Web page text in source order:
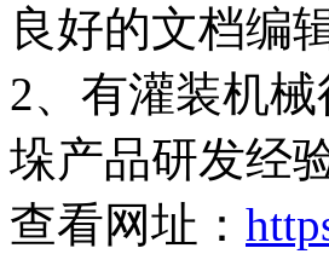
良好的文档编
2、有灌装机
垛产品研发经
查看网址：